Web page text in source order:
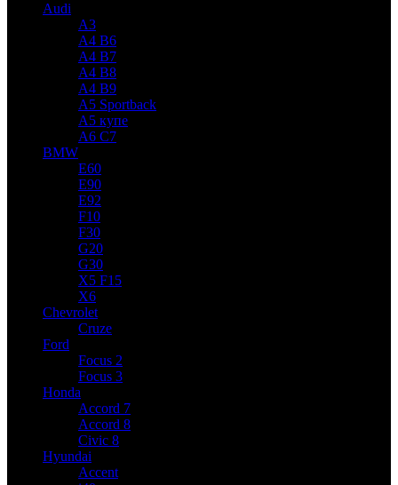
Audi
A3
A4 B6
A4 B7
A4 B8
A4 B9
A5 Sportback
A5 купе
A6 C7
BMW
E60
E90
E92
F10
F30
G20
G30
X5 F15
X6
Chevrolet
Cruze
Ford
Focus 2
Focus 3
Honda
Accord 7
Accord 8
Civic 8
Hyundai
Accent